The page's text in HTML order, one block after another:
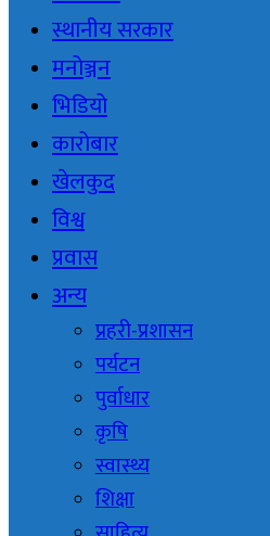
स्थानीय सरकार
मनोञ्जन
भिडियो
कारोबार
खेलकुद
विश्व
प्रवास
अन्य
प्रहरी-प्रशासन
पर्यटन
पुर्वाधार
कृषि
स्वास्थ्य
शिक्षा